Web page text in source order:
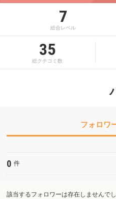
7
総合レベル
35
総クチコミ数
フォロワ
0 件
該当するフォロワーは存在しませんでし